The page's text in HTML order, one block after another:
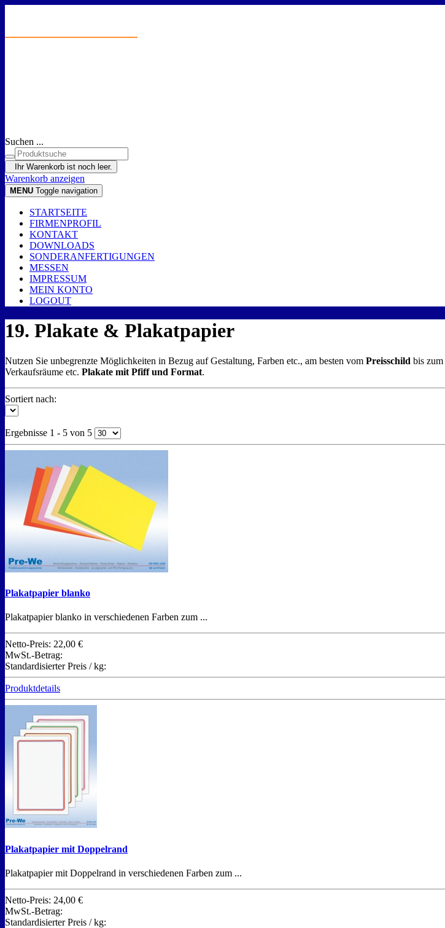
Suchen ...
Ihr Warenkorb ist noch leer.
Warenkorb anzeigen
MENU Toggle navigation
STARTSEITE
FIRMENPROFIL
KONTAKT
DOWNLOADS
SONDERANFERTIGUNGEN
MESSEN
IMPRESSUM
MEIN KONTO
LOGOUT
19. Plakate & Plakatpapier
Nutzen Sie unbegrenzte Möglichkeiten in Bezug auf Gestaltung, Farben etc., am besten vom Preisschild bis zum
Verkaufsräume etc. Plakate mit Pfiff und Format.
Sortiert nach:
Ergebnisse 1 - 5 von 5
Plakatpapier blanko
Plakatpapier blanko in verschiedenen Farben zum ...
Netto-Preis: 22,00 €
MwSt.-Betrag:
Standardisierter Preis / kg:
Produktdetails
Plakatpapier mit Doppelrand
Plakatpapier mit Doppelrand in verschiedenen Farben zum ...
Netto-Preis: 24,00 €
MwSt.-Betrag:
Standardisierter Preis / kg: